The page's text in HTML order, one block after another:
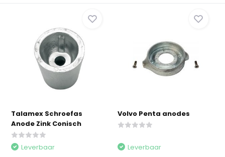
Talamex Schroefas
Anode Zink Conisch
Leverbaar
Volvo Penta anodes
Leverbaar